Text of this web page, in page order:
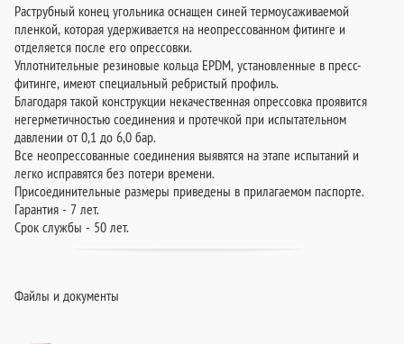
Раструбный конец угольника оснащен синей термоусаживаемой
пленкой, которая удерживается на неопрессованном фитинге и
отделяется после его опрессовки.
Уплотнительные резиновые кольца EPDM, установленные в пресс-
фитинге, имеют специальный ребристый профиль.
Благодаря такой конструкции некачественная опрессовка проявится
негерметичностью соединения и протечкой при испытательном
давлении от 0,1 до 6,0 бар.
Все неопрессованные соединения выявятся на этапе испытаний и
легко исправятся без потери времени.
Присоединительные размеры приведены в прилагаемом паспорте.
Гарантия - 7 лет.
Срок службы - 50 лет.
Файлы и документы